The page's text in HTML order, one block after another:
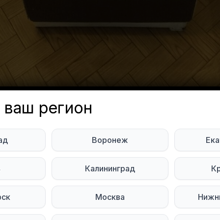
плита газовая 4-
состоянии. Самовывоз.
Nesterova
Объявление
регион
Воронеж
Калининград
Москва